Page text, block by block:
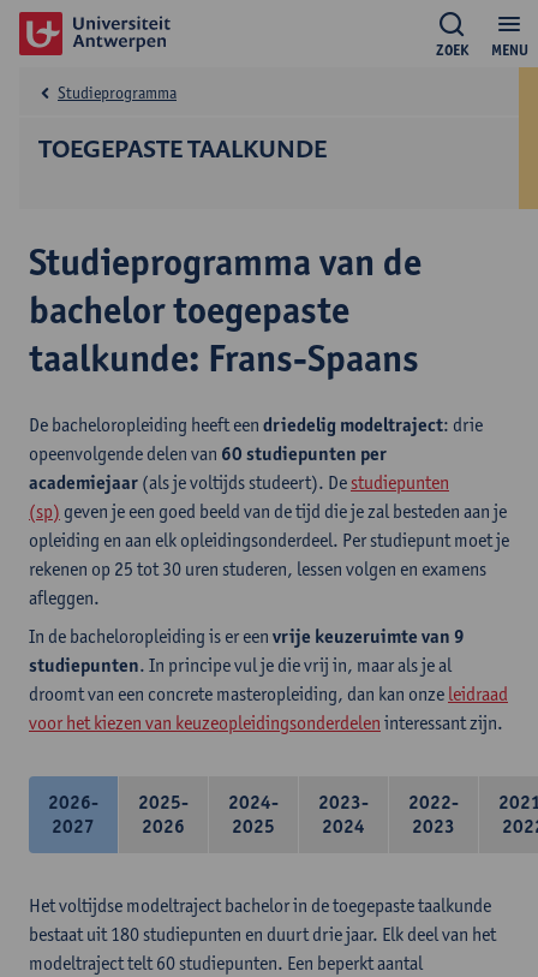
MENU
ZOEK
TOEGEPASTE TAALKUNDE
Studieprogramma
Studieprogramma van de
bachelor toegepaste
taalkunde: Frans-Spaans
De bacheloropleiding heeft een driedelig modeltraject: drie
opeenvolgende delen van 60 studiepunten per
academiejaar (als je voltijds studeert). De studiepunten
(sp) geven je een goed beeld van de tijd die je zal besteden aan je
opleiding en aan elk opleidingsonderdeel. Per studiepunt moet je
rekenen op 25 tot 30 uren studeren, lessen volgen en examens
afleggen.
In de bacheloropleiding is er een vrije keuzeruimte van 9
studiepunten. In principe vul je die vrij in, maar als je al
droomt van een concrete masteropleiding, dan kan onze leidraad
voor het kiezen van keuzeopleidingsonderdelen interessant zijn.
2026-
2027
2025-
2026
2024-
2025
2023-
2024
2022-
2023
Het voltijdse modeltraject bachelor in de toegepaste taalkunde
bestaat uit 180 studiepunten en duurt drie jaar. Elk deel van het
modeltraject telt 60 studiepunten. Een beperkt aantal